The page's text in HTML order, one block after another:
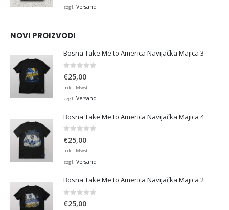
zzgl. Versand
NOVI PROIZVODI
Bosna Take Me to America Navijačka Majica 3
0 von 5
€25,00
Inkl. MwSt.
zzgl. Versand
Bosna Take Me to America Navijačka Majica 4
0 von 5
€25,00
Inkl. MwSt.
zzgl. Versand
Bosna Take Me to America Navijačka Majica 2
0 von 5
€25,00